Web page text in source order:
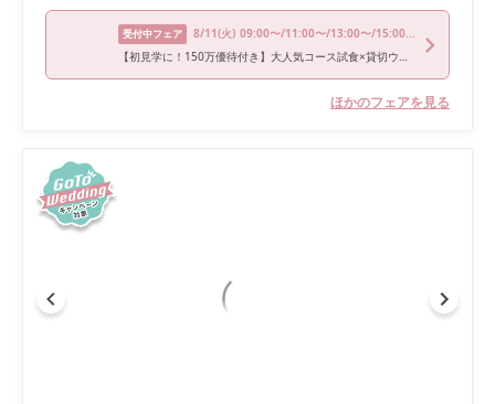
受付中フェア 8/11(火) 09:00〜/11:00〜/13:00〜/15:00〜/16:00〜
【初見学に！150万優待付き】大人気コース試食×貸切ウェディング体験
ほかのフェアを見る